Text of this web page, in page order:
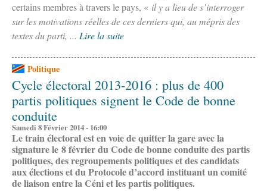
certains membres à travers le pays, « il y a lieu de s’interroger
sur les motivations réelles de ces derniers qui, au mépris des
textes du parti, ... Lire la suite
Politique
Cycle électoral 2013-2016 : plus de 400
partis politiques signent le Code de bonne
conduite
Samedi 8 Février 2014 - 16:00
Le train électoral est en voie de quitter la gare avec la
signature le 8 février du Code de bonne conduite des partis
politiques, des regroupements politiques et des candidats
aux élections et du Protocole d’accord instituant un comité
de liaison entre la Céni et les partis politiques.